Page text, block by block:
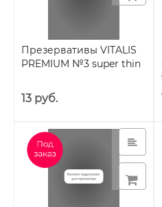
Презервативы VITALIS
PREMIUM №3 super thin
13 руб.